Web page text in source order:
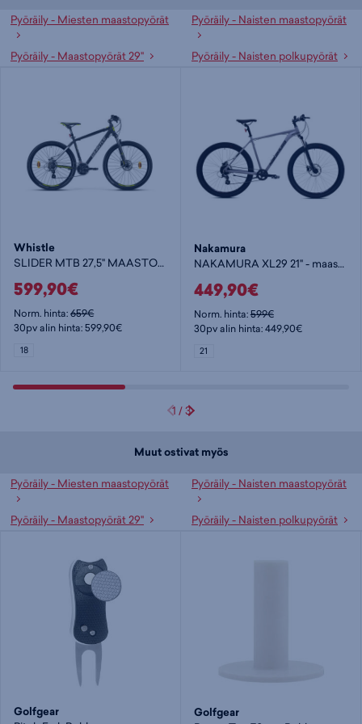
Etuhaarukka:
Joustokeula 29”, jousto 100 mm, mlo-
Vanteet:
Alumiini, 29”, tuplaseinäinen, 36 pinnaa
Pyöräily - Maastopyörät 29",
Naisten polkupyörät,Pyöräily - Miesten polkupyörät
Pyöräily -
Polkupyörät
Väri:Oranssi(WHI0115340705)
Pyöräily - Miesten maastopyörät Pyöräily - Naisten maastopyörät
Pyöräily - Maastopyörät 29" Pyöräily - Naisten polkupyörät
Whistle
SLIDER MTB 27,5" MAASTOPYÖRÄ
599,90€
Norm. hinta:659€
30pv alin hinta: 599,90€
18
Nakamura
NAKAMURA XL29 21" - maastopyörä
449,90€
Norm. hinta:599€
30pv alin hinta: 449,90€
21
1 /3
Muut ostivat myös
Pyöräily - Miesten maastopyörät Pyöräily - Naisten maastopyörät
Pyöräily - Maastopyörät 29" Pyöräily - Naisten polkupyörät
Golfgear Golfgear